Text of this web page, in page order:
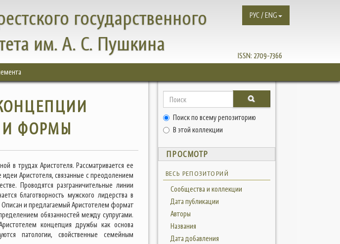
государственного
им. А. С. Пушкина
ISSN: 2709-7366
РУС / ENG
И ФОРМЫ
в трудах Аристотеля. Рассматривается ее
Аристотеля, связанные с преодолением
Проводятся разграничительные линии
благотворность мужского лидерства в
Описан и предлагаемый Аристотелем формат
обязанностей между супругами.
концепция дружбы как основа
патологии, свойственные семейным
Поиск по всему репозиторию
В этой коллекции
ПРОСМОТР
ВЕСЬ РЕПОЗИТОРИЙ
Сообщества и коллекции
Дата публикации
Авторы
Названия
Дата добавления